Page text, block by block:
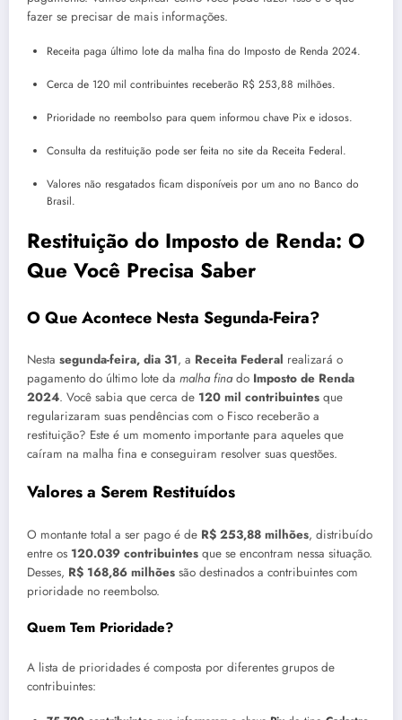
fazer se precisar de mais informações.
Receita paga último lote da malha fina do Imposto de Renda 2024.
Cerca de 120 mil contribuintes receberão R$ 253,88 milhões.
Prioridade no reembolso para quem informou chave Pix e idosos.
Consulta da restituição pode ser feita no site da Receita Federal.
Valores não resgatados ficam disponíveis por um ano no Banco do
Brasil.
Restituição do Imposto de Renda: O
Que Você Precisa Saber
O Que Acontece Nesta Segunda-Feira?
Nesta segunda-feira, dia 31, a Receita Federal realizará o
pagamento do último lote da malha finado Imposto de Renda
2024. Você sabia que cerca de 120 mil contribuintes que
regularizaram suas pendências com o Fisco receberão a
restituição? Este é um momento importante para aqueles que
caíram na malha fina e conseguiram resolver suas questões.
Valores a Serem Restituídos
O montante total a ser pago é de R$ 253,88 milhões, distribuído
entre os 120.039 contribuintes que se encontram nessa situação.
Desses, R$ 168,86 milhões são destinados a contribuintes com
prioridade no reembolso.
Quem Tem Prioridade?
A lista de prioridades é composta por diferentes grupos de
contribuintes: